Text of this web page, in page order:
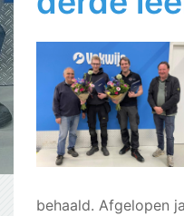
behaald. Afgelopen